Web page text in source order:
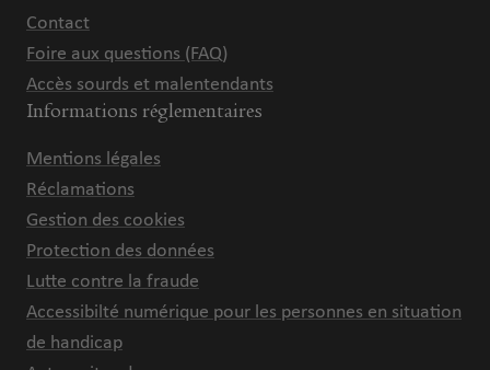
Contact
Foire aux questions (FAQ)
Accès sourds et malentendants
Informations réglementaires
Mentions légales
Réclamations
Gestion des cookies
Protection des données
Lutte contre la fraude
Accessibilté numérique pour les personnes en situation
de handicap